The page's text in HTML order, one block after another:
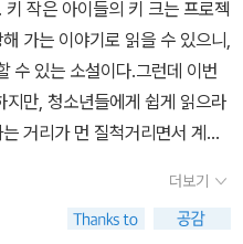
웠던 내 난동 역시 침묵으로 잘
렸다. -본문 187∼188쪽 하지
소방영웅’의 아들이 되어 처음
며 학교생활을 해나가고, 김기
리게 된다. 버려진 쓰레기와 들
파는 우리의 아지트가 된다. 나
사랑을 키워 나가기도 한다.
작은 아이들의 키 크는 프로젝
가는 이야기로 읽을 수 있으니,
수 있는 소설이다.그런데 이번
만, 청소년들에게 쉽게 읽으라
거리가 먼 질척거리면서 계속
람을 루카치의 말을 빌리면 '문
주로 등장하는 인물이고, 이런
더보기